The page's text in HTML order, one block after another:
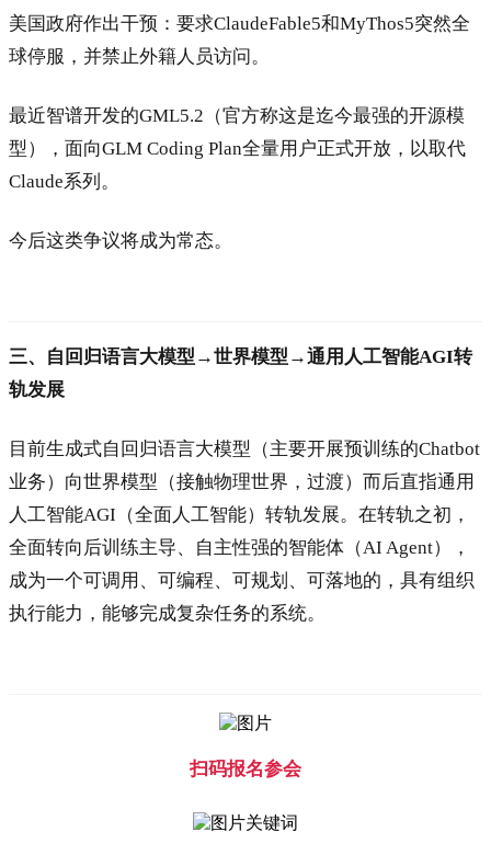
美国政府作出干预：要求ClaudeFable5和MyThos5突然全
球停服，并禁止外籍人员访问。
最近智谱开发的GML5.2（官方称这是迄今最强的开源模
型），面向GLM Coding Plan全量用户正式开放，以取代
Claude系列。
今后这类争议将成为常态。
三、自回归语言大模型→世界模型 →通用人工智能AGI转
轨发展
目前生成式自回归语言大模型（主要开展预训练的Chatbot
业务）向世界模型（接触物理世界，过渡）而后直指通用
人工智能AGI（全面人工智能）转轨发展。在转轨之初，
全面转向后训练主导、自主性强的智能体（AI Agent），
成为一个可调用、可编程、可规划、可落地的，具有组织
执行能力，能够完成复杂任务的系统。
扫码报名参会